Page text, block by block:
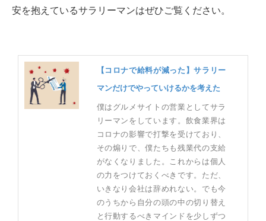
安を抱えているサラリーマンはぜひご覧ください。
【コロナで給料が減った】サラリー
マンだけでやっていけるかを考えた
僕はグルメサイトの営業としてサラ
リーマンをしています。飲食業界は
コロナの影響で打撃を受けており、
その煽りで、僕たちも残業代の支給
がなくなりました。これからは個人
の力をつけておくべきです。ただ、
いきなり会社は辞めれない。でも今
のうちから自分の頭の中の切り替え
と行動するべきマインドを少しずつ